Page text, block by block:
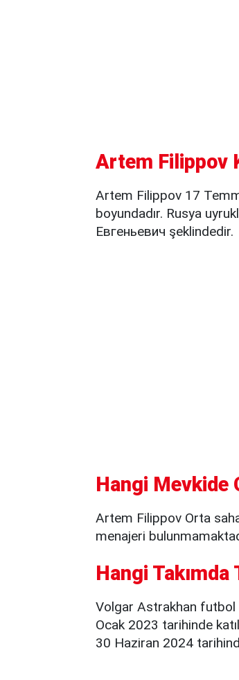
Artem Filippov
Artem Filippov 17
boyundadır. Rusya
Евгеньевич şeklindedir.
Hangi Mevkide
Artem Filippov Orta
menajeri
Hangi Takımda
Volgar Astrakhan futbol
Ocak 2023 tarihinde
30 Haziran 2024